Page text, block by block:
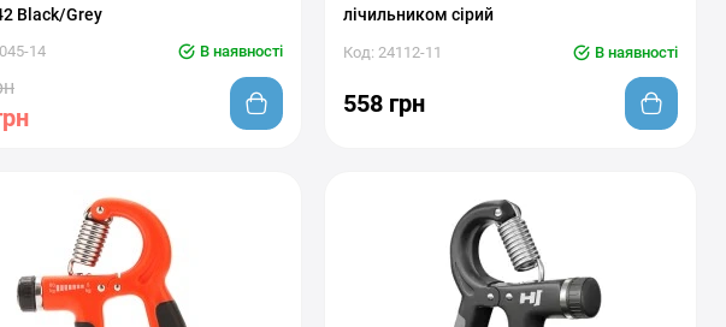
Black/Grey
14 В наявності
лічильником сірий
Код: 24112-11 В наявності
558 грн